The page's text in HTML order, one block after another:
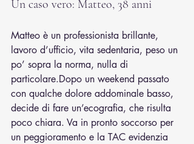
Un caso vero: Matteo, 38 anni
Matteo è un professionista brillante,
lavoro d’ufficio, vita sedentaria, peso un
po’ sopra la norma, nulla di
particolare.Dopo un weekend passato
con qualche dolore addominale basso,
decide di fare un’ecografia, che risulta
poco chiara. Va in pronto soccorso per
un peggioramento e la TAC evidenzia